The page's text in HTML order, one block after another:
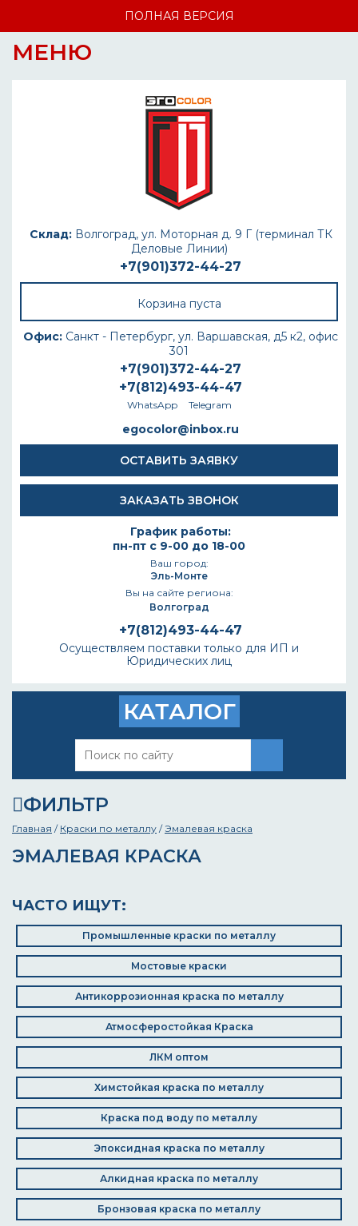
ПОЛНАЯ ВЕРСИЯ
МЕНЮ
Склад:Волгоград, ул. Моторная д. 9 Г (терминал ТК
Деловые Линии)
+7(901)372-44-27
Корзина пуста
Офис: Санкт - Петербург, ул. Варшавская, д5 к2, офис
301
+7(901)372-44-27
+7(812)493-44-47
WhatsApp Telegram
egocolor@inbox.ru
ОСТАВИТЬ ЗАЯВКУ
ЗАКАЗАТЬ ЗВОНОК
График работы:
пн-пт с 9-00 до 18-00
Ваш город:
Эль-Монте
Вы на сайте региона:
Волгоград
+7(812)493-44-47
Осуществляем поставки только для ИП и
Юридических лиц
КАТАЛОГ
ФИЛЬТР
Главная / Краски по металлу /Эмалевая краска
ЭМАЛЕВАЯ КРАСКА
ЧАСТО ИЩУТ:
Промышленные краски по металлу
Мостовые краски
Антикоррозионная краска по металлу
Атмосферостойкая Краска
ЛКМ оптом
Химстойкая краска по металлу
Краска под воду по металлу
Эпоксидная краска по металлу
Алкидная краска по металлу
Бронзовая краска по металлу